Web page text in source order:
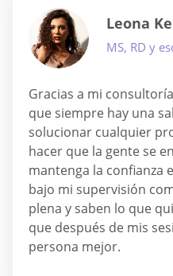
Leona
MS, RD y
Gracias a mi
que siempre hay una
solucionar cualquier
hacer que la gente se
mantenga la confianza
bajo mi supervisión
plena y saben lo que
que después de mis
persona mejor.